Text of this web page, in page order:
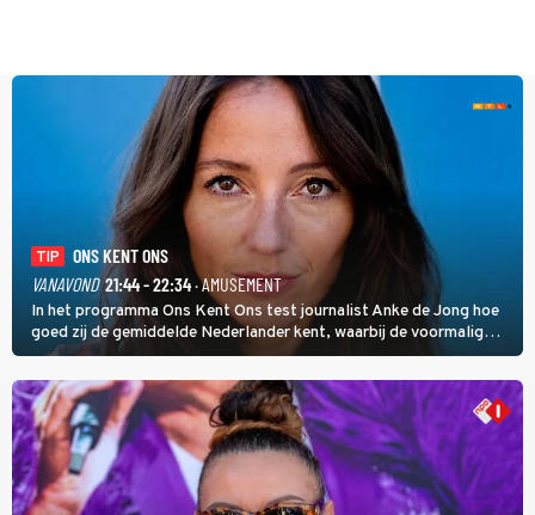
TIP
ONS KENT ONS
VANAVOND 21:44 - 22:34· AMUSEMENT
In het programma Ons Kent Ons test journalist Anke de Jong hoe
goed zij de gemiddelde Nederlander kent, waarbij de voormalig
hoofdredacteur van modebladen Glamour en Elle het samen met
rapper Keizer opneemt tegen Edson da Graça en Marc-Marie
Huijbregts.